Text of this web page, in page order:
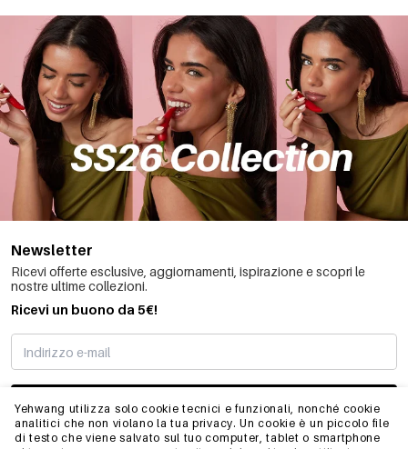
Yehwang utilizza solo cookie tecnici e funzionali, nonché cookie
analitici che non violano la tua privacy. Un cookie è un piccolo file
di testo che viene salvato sul tuo computer, tablet o smartphone
Newsletter
Ricevi offerte esclusive, aggiornamenti, ispirazione e scopri le
nostre ultime collezioni.
Ricevi un buono da 5€!
MI STO REGISTRANDO